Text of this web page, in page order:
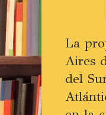
La
Aires
del